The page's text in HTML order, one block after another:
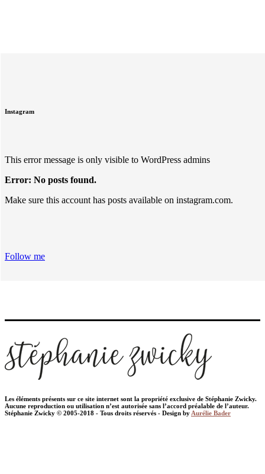
Instagram
This error message is only visible to WordPress admins
Error: No posts found.
Make sure this account has posts available on instagram.com.
Follow me
Les éléments présents sur ce site internet sont la propriété exclusive de Stéphanie Zwicky.
Aucune reproduction ou utilisation n’est autorisée sans l’accord préalable de l’auteur.
Stéphanie Zwicky © 2005-2018 - Tous droits réservés - Design by Aurélie Bader